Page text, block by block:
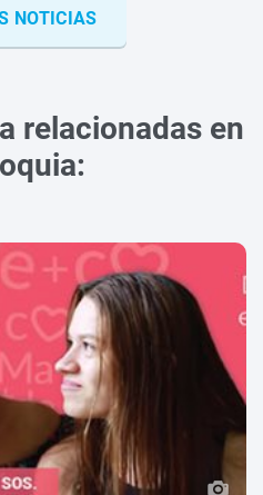
NOTICIAS
relacionadas en